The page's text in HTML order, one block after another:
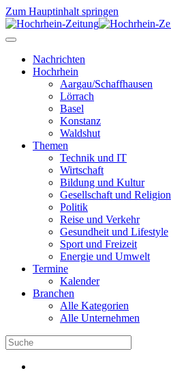
Zum Hauptinhalt springen
Nachrichten
Hochrhein
Aargau/Schaffhausen
Lörrach
Basel
Konstanz
Waldshut
Themen
Technik und IT
Wirtschaft
Bildung und Kultur
Gesellschaft und Religion
Politik
Reise und Verkehr
Gesundheit und Lifestyle
Sport und Freizeit
Energie und Umwelt
Termine
Kalender
Branchen
Alle Kategorien
Alle Unternehmen